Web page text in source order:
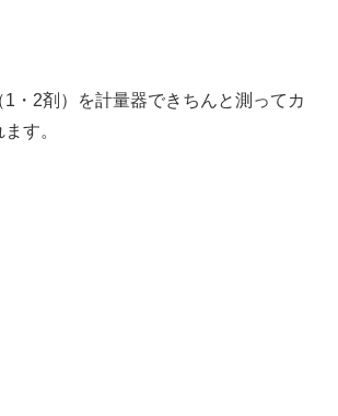
1・2剤）を計量器できちんと測ってカ
す。